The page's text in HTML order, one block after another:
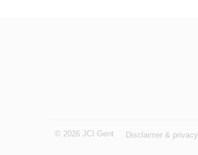
© 2026 JCI Gent Disclaimer & privacy